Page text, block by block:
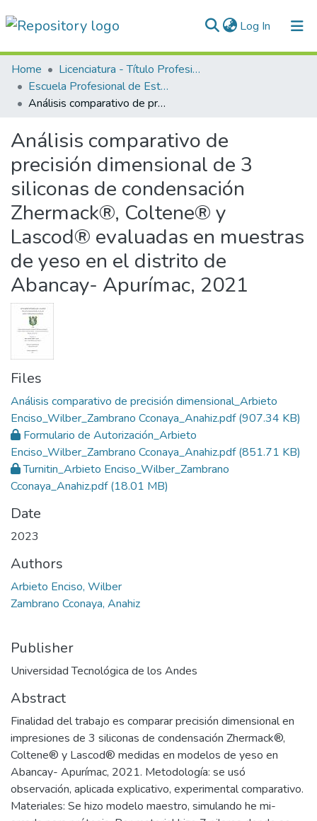
Log In (current)
Communities & Collections
All of DSpace
Normativas
Home
Licenciatura - Título Profesional
Escuela Profesional de Estomatología
Análisis comparativo de precisión dimensional de 3 siliconas de condensación Zhermack®, Coltene® y Lascod® evaluadas en muestras de yeso en el distrito de Abancay- Apurímac, 2021
Análisis comparativo de
precisión dimensional de 3
siliconas de condensación
Zhermack®, Coltene® y
Lascod® evaluadas en muestras
de yeso en el distrito de
Abancay- Apurímac, 2021
Files
Análisis comparativo de precisión dimensional_Arbieto
Enciso_Wilber_Zambrano Cconaya_Anahiz.pdf(907.34 KB)
Formulario de Autorización_Arbieto
Enciso_Wilber_Zambrano Cconaya_Anahiz.pdf(851.71 KB)
Turnitin_Arbieto Enciso_Wilber_Zambrano
Cconaya_Anahiz.pdf(18.01 MB)
Date
2023
Authors
Arbieto Enciso, Wilber
Zambrano Cconaya, Anahiz
Publisher
Universidad Tecnológica de los Andes
Abstract
Finalidad del trabajo es comparar precisión dimensional en
impresiones de 3 siliconas de condensación Zhermack®,
Coltene® y Lascod® medidas en modelos de yeso en
Abancay- Apurímac, 2021. Metodología: se usó
observación, aplicada explicativo, experimental comparativo.
Materiales: Se hizo modelo maestro, simulando he mi-